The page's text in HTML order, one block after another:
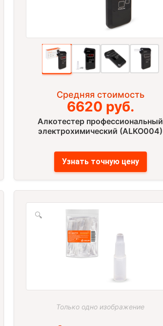
Средняя стоимость
6620 руб.
Алкотестер профессиональный
электрохимический (ALKO004)
Узнать точную цену
🔍
Только одно изображение